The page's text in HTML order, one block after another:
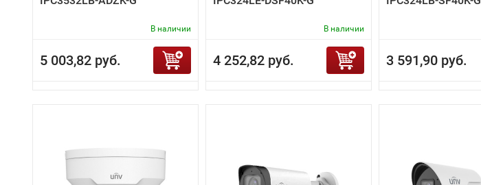
В наличии
5 003,82 руб.
В наличии
4 252,82 руб. 3 591,90 руб.